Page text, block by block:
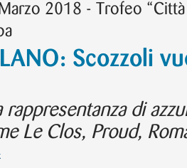
2018 - Trofeo
Scozzoli
rappresentanza di
Le Clos, Proud,